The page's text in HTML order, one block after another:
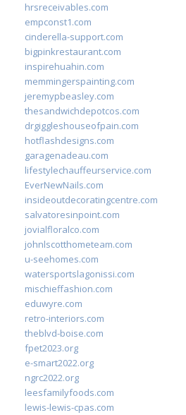
hrsreceivables.com
empconst1.com
cinderella-support.com
bigpinkrestaurant.com
inspirehuahin.com
memmingerspainting.com
jeremypbeasley.com
thesandwichdepotcos.com
drgiggleshouseofpain.com
hotflashdesigns.com
garagenadeau.com
lifestylechauffeurservice.com
EverNewNails.com
insideoutdecoratingcentre.com
salvatoresinpoint.com
jovialfloralco.com
johnlscotthometeam.com
u-seehomes.com
watersportslagonissi.com
mischieffashion.com
eduwyre.com
retro-interiors.com
theblvd-boise.com
fpet2023.org
e-smart2022.org
ngrc2022.org
leesfamilyfoods.com
lewis-lewis-cpas.com